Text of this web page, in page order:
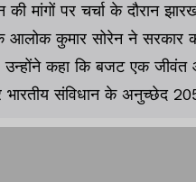
मांगों पर चर्चा के दौरान
आलोक कुमार सोरेन ने सरकार
उन्होंने कहा कि बजट एक
भारतीय संविधान के अनुच्छेद